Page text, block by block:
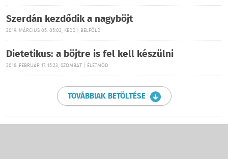
Szerdán kezdődik a nagyböjt
2019. MÁRCIUS 05. 05:02, KEDD | BELFÖLD
Dietetikus: a böjtre is fel kell készülni
2018. FEBRUÁR 17. 15:23, SZOMBAT | ÉLETMÓD
TOVÁBBIAK BETÖLTÉSE